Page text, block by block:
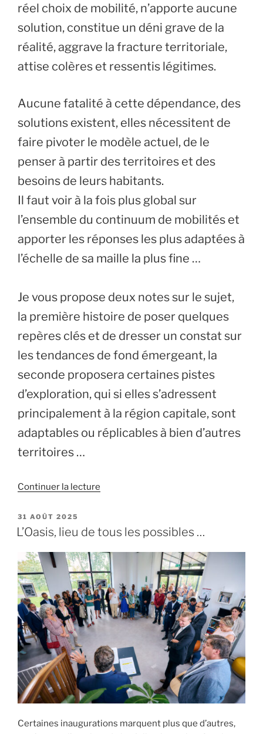
réel choix de mobilité, n’apporte aucune
solution, constitue un déni grave de la
réalité, aggrave la fracture territoriale,
attise colères et ressentis légitimes.
Aucune fatalité à cette dépendance, des
solutions existent, elles nécessitent de
faire pivoter le modèle actuel, de le
penser à partir des territoires et des
besoins de leurs habitants.
Il faut voir à la fois plus global sur
l’ensemble du continuum de mobilités et
apporter les réponses les plus adaptées à
l’échelle de sa maille la plus fine …
Je vous propose deux notes sur le sujet,
la première histoire de poser quelques
repères clés et de dresser un constat sur
les tendances de fond émergeant, la
seconde proposera certaines pistes
d’exploration, qui si elles s’adressent
principalement à la région capitale, sont
adaptables ou réplicables à bien d’autres
territoires …
Continuer la lecture
:
faire
sens,
penser
«
écosystème
PUBLIÉ
LE
31 AOÛT 2025
L’Oasis, lieu de tous les possibles …
Certaines inaugurations marquent plus que d’autres,